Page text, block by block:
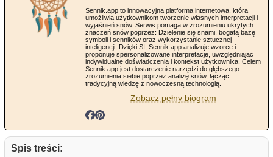
Sennik.app to innowacyjna platforma internetowa, która
umożliwia użytkownikom tworzenie własnych interpretacji i
wyjaśnień snów. Serwis pomaga w zrozumieniu ukrytych
znaczeń snów poprzez: Dzielenie się snami, bogatą bazę
symboli i senników oraz wykorzystanie sztucznej
inteligencji: Dzięki SI, Sennik.app analizuje wzorce i
proponuje spersonalizowane interpretacje, uwzględniając
indywidualne doświadczenia i kontekst użytkownika. Celem
Sennik.app jest dostarczenie narzędzi do głębszego
zrozumienia siebie poprzez analizę snów, łącząc
tradycyjną wiedzę z nowoczesną technologią.
Zobacz pełny biogram
Spis treści: